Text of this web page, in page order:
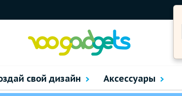
свой дизайн Аксессуары